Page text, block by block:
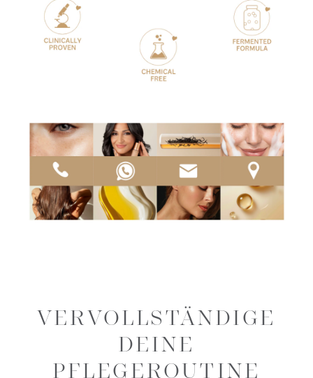
VERVOLLSTÄNDIGE
DEINE
PFLEGEROUTINE